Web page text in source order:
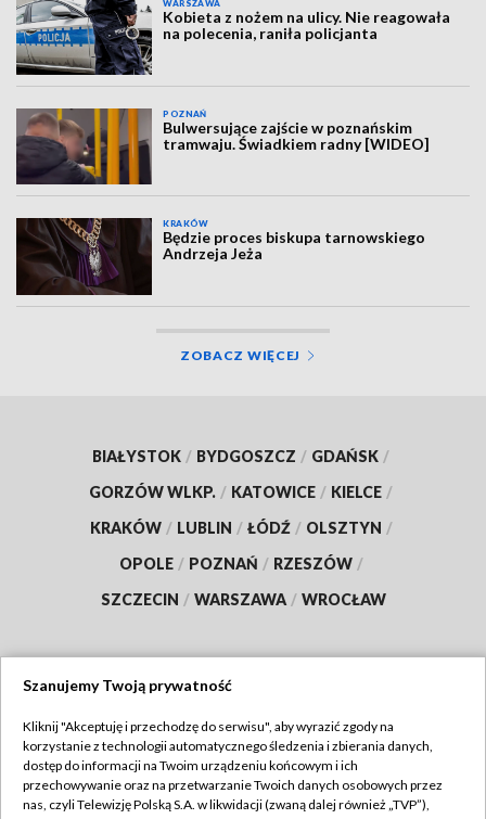
WARSZAWA
Kobieta z nożem na ulicy. Nie reagowała
na polecenia, raniła policjanta
POZNAŃ
Bulwersujące zajście w poznańskim
tramwaju. Świadkiem radny [WIDEO]
KRAKÓW
Będzie proces biskupa tarnowskiego
Andrzeja Jeża
ZOBACZ WIĘCEJ
BIAŁYSTOK / BYDGOSZCZ / GDAŃSK /
GORZÓW WLKP. / KATOWICE / KIELCE /
KRAKÓW / LUBLIN / ŁÓDŹ / OLSZTYN /
OPOLE / POZNAŃ / RZESZÓW /
SZCZECIN / WARSZAWA / WROCŁAW
TVP
Abonament TVP
Regulamin TVP
Szanujemy Twoją prywatność
Kliknij "Akceptuję i przechodzę do serwisu", aby wyrazić zgody na
korzystanie z technologii automatycznego śledzenia i zbierania danych,
dostęp do informacji na Twoim urządzeniu końcowym i ich
przechowywanie oraz na przetwarzanie Twoich danych osobowych przez
nas, czyli Telewizję Polską S.A. w likwidacji (zwaną dalej również „TVP”),